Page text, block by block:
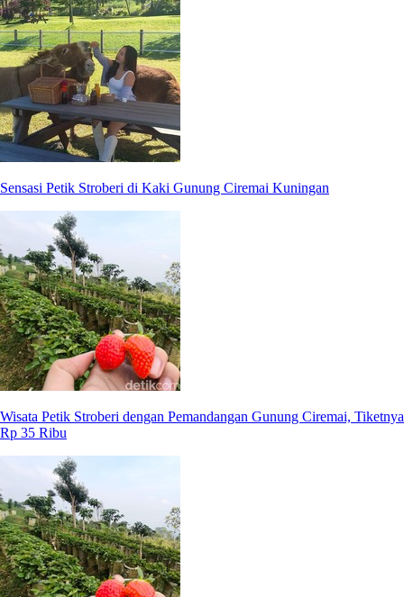
Sensasi Petik Stroberi di Kaki Gunung Ciremai Kuningan
Wisata Petik Stroberi dengan Pemandangan Gunung Ciremai, Tiketnya
Rp 35 Ribu